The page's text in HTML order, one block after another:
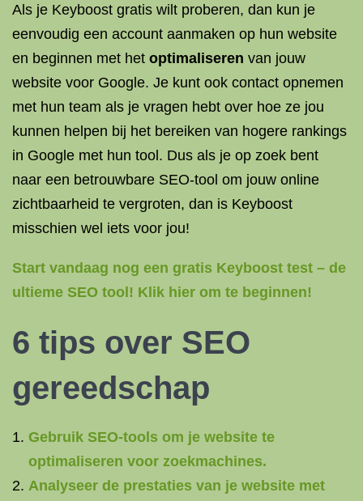
Als je Keyboost gratis wilt proberen, dan kun je
eenvoudig een account aanmaken op hun website
en beginnen met het optimaliseren van jouw
website voor Google. Je kunt ook contact opnemen
met hun team als je vragen hebt over hoe ze jou
kunnen helpen bij het bereiken van hogere rankings
in Google met hun tool. Dus als je op zoek bent
naar een betrouwbare SEO-tool om jouw online
zichtbaarheid te vergroten, dan is Keyboost
misschien wel iets voor jou!
Start vandaag nog een gratis Keyboost test – de
ultieme SEO tool! Klik hier om te beginnen!
6 tips over SEO
gereedschap
Gebruik SEO-tools om je website te
optimaliseren voor zoekmachines.
Analyseer de prestaties van je website met